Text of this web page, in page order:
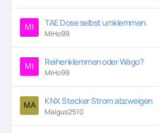
TAE Dose selbst umklemmen.
MiHo99
Reihenklemmen oder Wago?
MiHo99
KNX Stecker Strom abzweigen
Maigus2510